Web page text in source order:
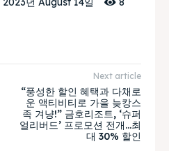
Next article
“풍성한 할인 혜택과 다채로
운 액티비티로 가을 늦캉스
족 겨냥!” 금호리조트, ‘슈퍼
얼리버드’ 프로모션 전개…최
대 30% 할인